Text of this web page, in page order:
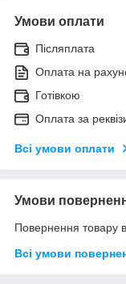
Умови оплати
Післяплата
Оплата на
Готівкою
Оплата за
Всі умови оплати
Умови
Повернення товару
Всі умови